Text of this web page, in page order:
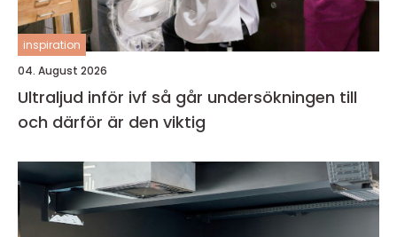
inspiration
04. August 2026
Ultraljud inför ivf så går undersökningen till
och därför är den viktig